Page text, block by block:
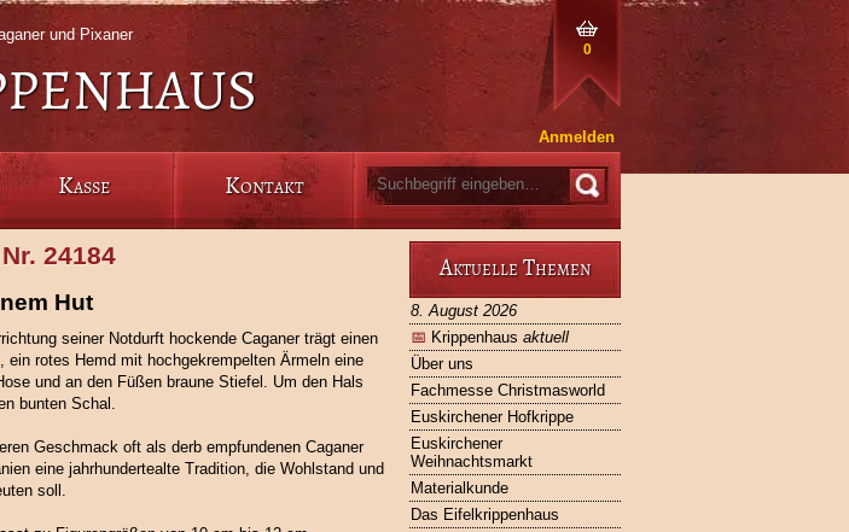
0
und Pixaner
Anmelden
Kasse Kontakt
Aktuelle Themen
8. August 2026
📅 Krippenhaus aktuell
Über uns
Fachmesse Christmasworld
Euskirchener Hofkrippe
Euskirchener
Weihnachtsmarkt
Materialkunde
Das Eifelkrippenhaus
24184
Hut
seiner Notdurft hockende Caganer trägt einen
ein rotes Hemd mit hochgekrempelten Ärmeln eine
und an den Füßen braune Stiefel. Um den Hals
bunten Schal.
Geschmack oft als derb empfundenen Caganer
eine jahrhundertealte Tradition, die Wohlstand und
soll.